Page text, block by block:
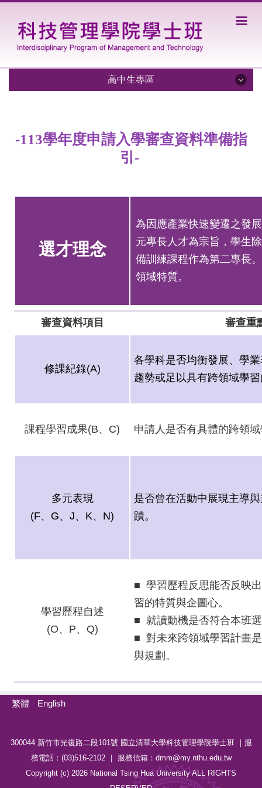
容
高中生專區
學系特色
審查資料準備指引
-113學年度申請入學審查資料準備指
引-
選才理念
為因應產業快速變遷之發
元專長人才為宗旨，學生
備訓練課程作為第二專長
領域特質。
審查資料項目 審查重
修課紀錄(A)
各學科是否均衡發展、學
趨勢或足以具有跨領域學
課程學習成果(B、C) 申請人是否有具體的跨領
多元表現
(F、G、J、K、N)
是否曾在活動中展現主導
蹟。
學習歷程自述
(O、P、Q)
■ 學習歷程反思能否反映
習的特質與企圖心。
■ 就讀動機是否符合本班
■ 對未來跨領域學習計畫
與規劃。
繁體 English
300044 新竹市光復路二段101號 國立清華大學科技管理學院學士班 ｜服
務電話：(03)516-2102 ｜ 服務信箱：dmm@my.nthu.edu.tw
Copyright (c) 2026 National Tsing Hua University ALL RIGHTS